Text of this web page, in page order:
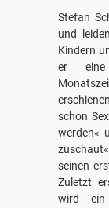
Stefan
und
Kindern
er
schon
werden«
seinen
Zuletzt
wird ein